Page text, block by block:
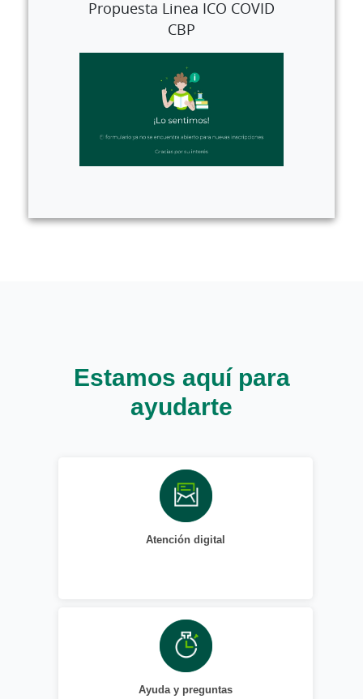
Propuesta Linea ICO COVID
CBP
Estamos aquí para
ayudarte
Atención digital
Ayuda y preguntas